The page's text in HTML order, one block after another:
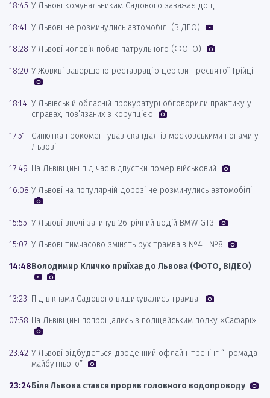
18:45 У Львові комунальникам Садового заважає дощ
18:41 У Львові не розминулись автомобілі (ВІДЕО)
18:28 У Львові чоловік побив патрульного (ФОТО)
18:20 У Жовкві завершено реставрацію церкви Пресвятої Трійці
18:14 У Львівській обласній прокуратурі обговорили практику у
справах, пов’язаних з корупцією
17:51
Синютка прокоментував скандал із московськими попами у
Львові
17:49 На Львівщині під час відпустки помер військовий
16:08 У Львові на популярній дорозі не розминулись автомобілі
15:55 У Львові вночі загинув 26-річний водій BMW GT3
15:07 У Львові тимчасово змінять рух трамваїв №4 і №8
14:48Володимир Кличко приїхав до Львова (ФОТО, ВІДЕО)
13:23 Під вікнами Садового вишикувались трамваї
07:58 На Львівщині попрощались з поліцейським полку «Сафарі»
23:42 У Львові відбудеться дводенний офлайн-тренінг “Громада
майбутнього”
23:24Біля Львова стався прорив головного водопроводу